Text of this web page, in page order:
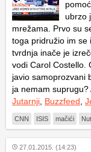
ubrzo
mrežama. Prvo su
toga pridružio im se
tvrdnja inače je
vodi Carol Costello.
javio samoprozvani
ja nemam
Jutarnji Buzzfeed
CNN ISIS mačići
27.01.2015. (14:23)